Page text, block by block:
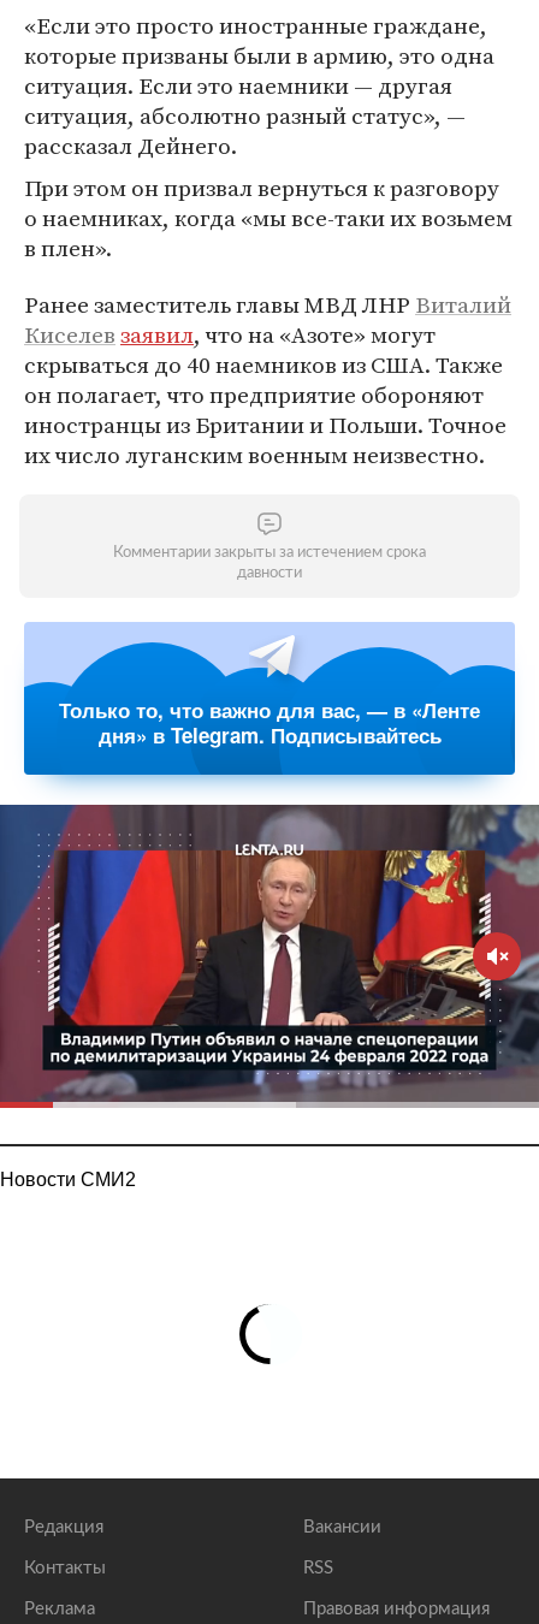
«Если это просто иностранные граждане,
которые призваны были в армию, это одна
ситуация. Если это наемники — другая
ситуация, абсолютно разный статус», —
рассказал Дейнего.
При этом он призвал вернуться к разговору
о наемниках, когда «мы все-таки их возьмем
в плен».
Ранее заместитель главы МВД ЛНР Виталий
Киселевзаявил, что на «Азоте» могут
скрываться до 40 наемников из США. Также
он полагает, что предприятие обороняют
иностранцы из Британии и Польши. Точное
их число луганским военным неизвестно.
Комментарии закрыты за истечением срока
давности
Только то, что важно для вас, — в «Ленте
дня» в Telegram. Подписывайтесь
Новости СМИ2
Редакция
Контакты
Реклама
Вакансии
RSS
Правовая информация